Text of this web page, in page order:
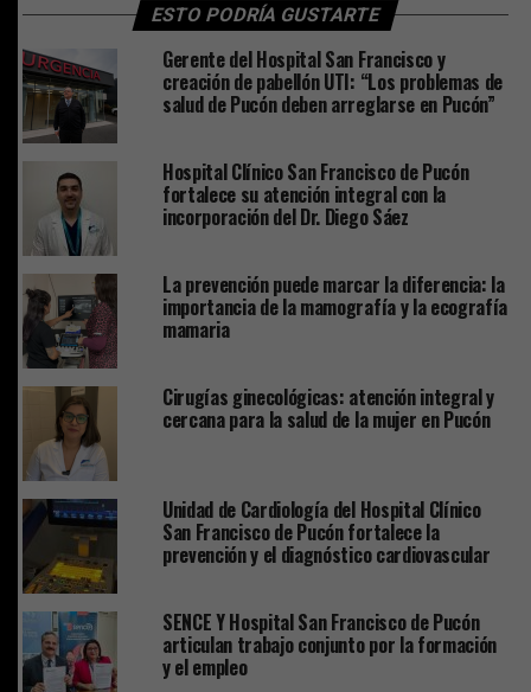
ESTO PODRÍA GUSTARTE
Gerente del Hospital San Francisco y
creación de pabellón UTI: “Los problemas de
salud de Pucón deben arreglarse en Pucón”
Hospital Clínico San Francisco de Pucón
fortalece su atención integral con la
incorporación del Dr. Diego Sáez
La prevención puede marcar la diferencia: la
importancia de la mamografía y la ecografía
mamaria
Cirugías ginecológicas: atención integral y
cercana para la salud de la mujer en Pucón
Unidad de Cardiología del Hospital Clínico
San Francisco de Pucón fortalece la
prevención y el diagnóstico cardiovascular
SENCE Y Hospital San Francisco de Pucón
articulan trabajo conjunto por la formación
y el empleo